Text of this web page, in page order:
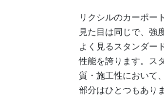
リクシルのカーポー
見た目は同じで、強
よく見るスタンダー
性能を誇ります。ス
質・施工性において
部分はひとつもあり